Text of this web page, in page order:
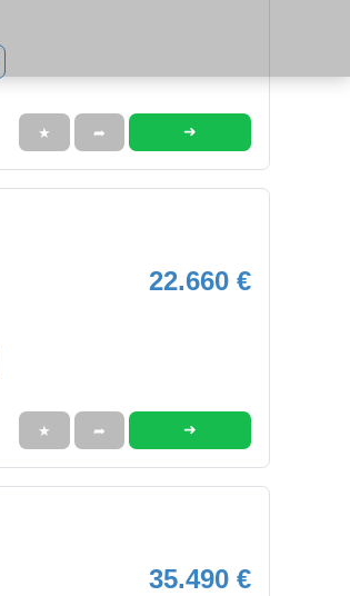
★ ➦ ➜
22.660 €
★ ➦ ➜
35.490 €